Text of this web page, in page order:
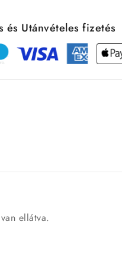
és Utánvételes fizetés
ellátva.